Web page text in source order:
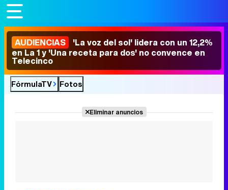
AUDIENCIAS 'La voz del sol' lidera con un 12,2%
en La 1 y 'Una receta para dos' no convence en
Telecinco
FórmulaTV Fotos
Eliminar anuncios